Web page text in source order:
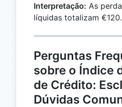
Interpretação: As
líquidas totalizam
Perguntas
sobre o Índice
de Crédito:
Dúvidas